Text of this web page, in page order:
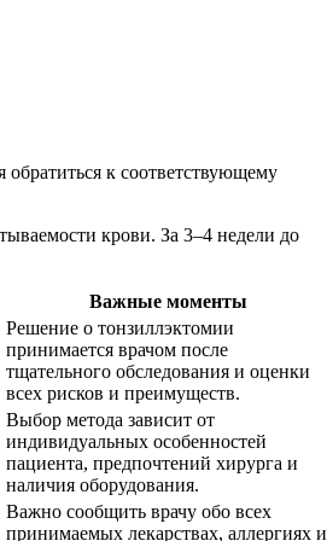
обратиться к соответствующему
крови. За 3–4 недели до
Важные моменты
Решение о тонзиллэктомии
принимается врачом после
тщательного обследования и оценки
всех рисков и преимуществ.
Выбор метода зависит от
индивидуальных особенностей
пациента, предпочтений хирурга и
наличия оборудования.
Важно сообщить врачу обо всех
принимаемых лекарствах, аллергиях и